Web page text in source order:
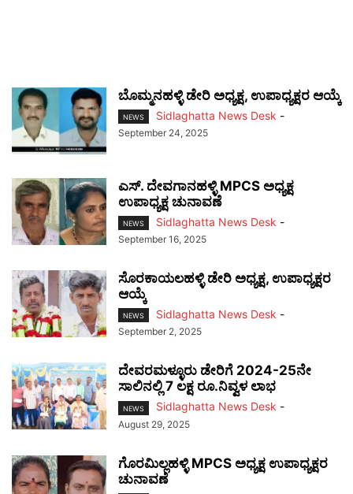
ಬೊಮ್ಮನಹಳ್ಳಿ ಡೇರಿ ಅಧ್ಯಕ್ಷ, ಉಪಾಧ್ಯಕ್ಷರ ಆಯ್ಕೆ
NEWS Sidlaghatta News Desk -
September 24, 2025
ಎಸ್. ದೇವಗಾನಹಳ್ಳಿ MPCS ಅಧ್ಯಕ್ಷ
ಉಪಾಧ್ಯಕ್ಷ ಚುನಾವಣೆ
NEWS Sidlaghatta News Desk -
September 16, 2025
ಸೊರಕಾಯಲಹಳ್ಳಿ ಡೇರಿ ಅಧ್ಯಕ್ಷ, ಉಪಾಧ್ಯಕ್ಷರ
ಆಯ್ಕೆ
NEWS Sidlaghatta News Desk -
September 2, 2025
ದೇವರಮಳ್ಳೂರು ಡೇರಿಗೆ 2024-25ನೇ
ಸಾಲಿನಲ್ಲಿ 7 ಲಕ್ಷ ರೂ.ನಿವ್ವಳ ಲಾಭ
NEWS Sidlaghatta News Desk -
August 29, 2025
ಗೊರಮಿಲ್ಲಹಳ್ಳಿ MPCS ಅಧ್ಯಕ್ಷ ಉಪಾಧ್ಯಕ್ಷರ
ಚುನಾವಣೆ